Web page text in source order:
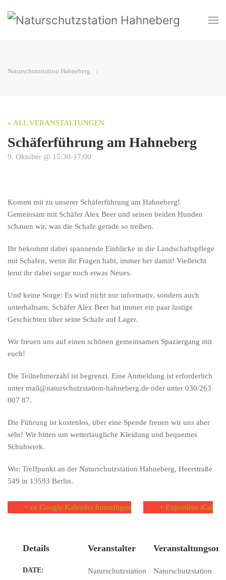
Naturschutzstation Hahneberg
« ALL VERANSTALTUNGEN
Schäferführung am Hahneberg
9. Oktober @ 15:30-17:00
Kommt mit zu unserer Schäferführung am Hahneberg!
Gemeinsam mit Schäfer Alex Beer und seinen beiden Hunden
schauen wir, was die Schafe gerade so treiben.
Ihr bekommt dabei spannende Einblicke in die Landschaftspflege
mit Schafen, wenn ihr Fragen habt, immer her damit! Vielleicht
lernt ihr dabei sogar noch etwas Neues.
Und keine Sorge: Es wird nicht nur informativ, sondern auch
unterhaltsam. Schäfer Alex Beer hat immer ein paar lustige
Geschichten über seine Schafe auf Lager.
Wir freuen uns auf einen schönen gemeinsamen Spaziergang mit
euch!
Die Teilnehmerzahl ist begrenzt. Eine Anmeldung ist erforderlich
unter mail@naturschutzstation-hahneberg.de oder unter 030/263
007 87.
Die Führung ist kostenlos, über eine Spende freuen wir uns aber
sehr! Wir bitten um wettertaugliche Kleidung und bequemes
Schuhwerk.
Wo: Treffpunkt an der Naturschutzstation Hahneberg, Heerstraße
549 in 13593 Berlin.
+ zu Google Kalender hinzufügen + Exportiere iCal
Details
DATE:
Veranstalter
Naturschutzstation
Veranstaltungsort
Naturschutzstation